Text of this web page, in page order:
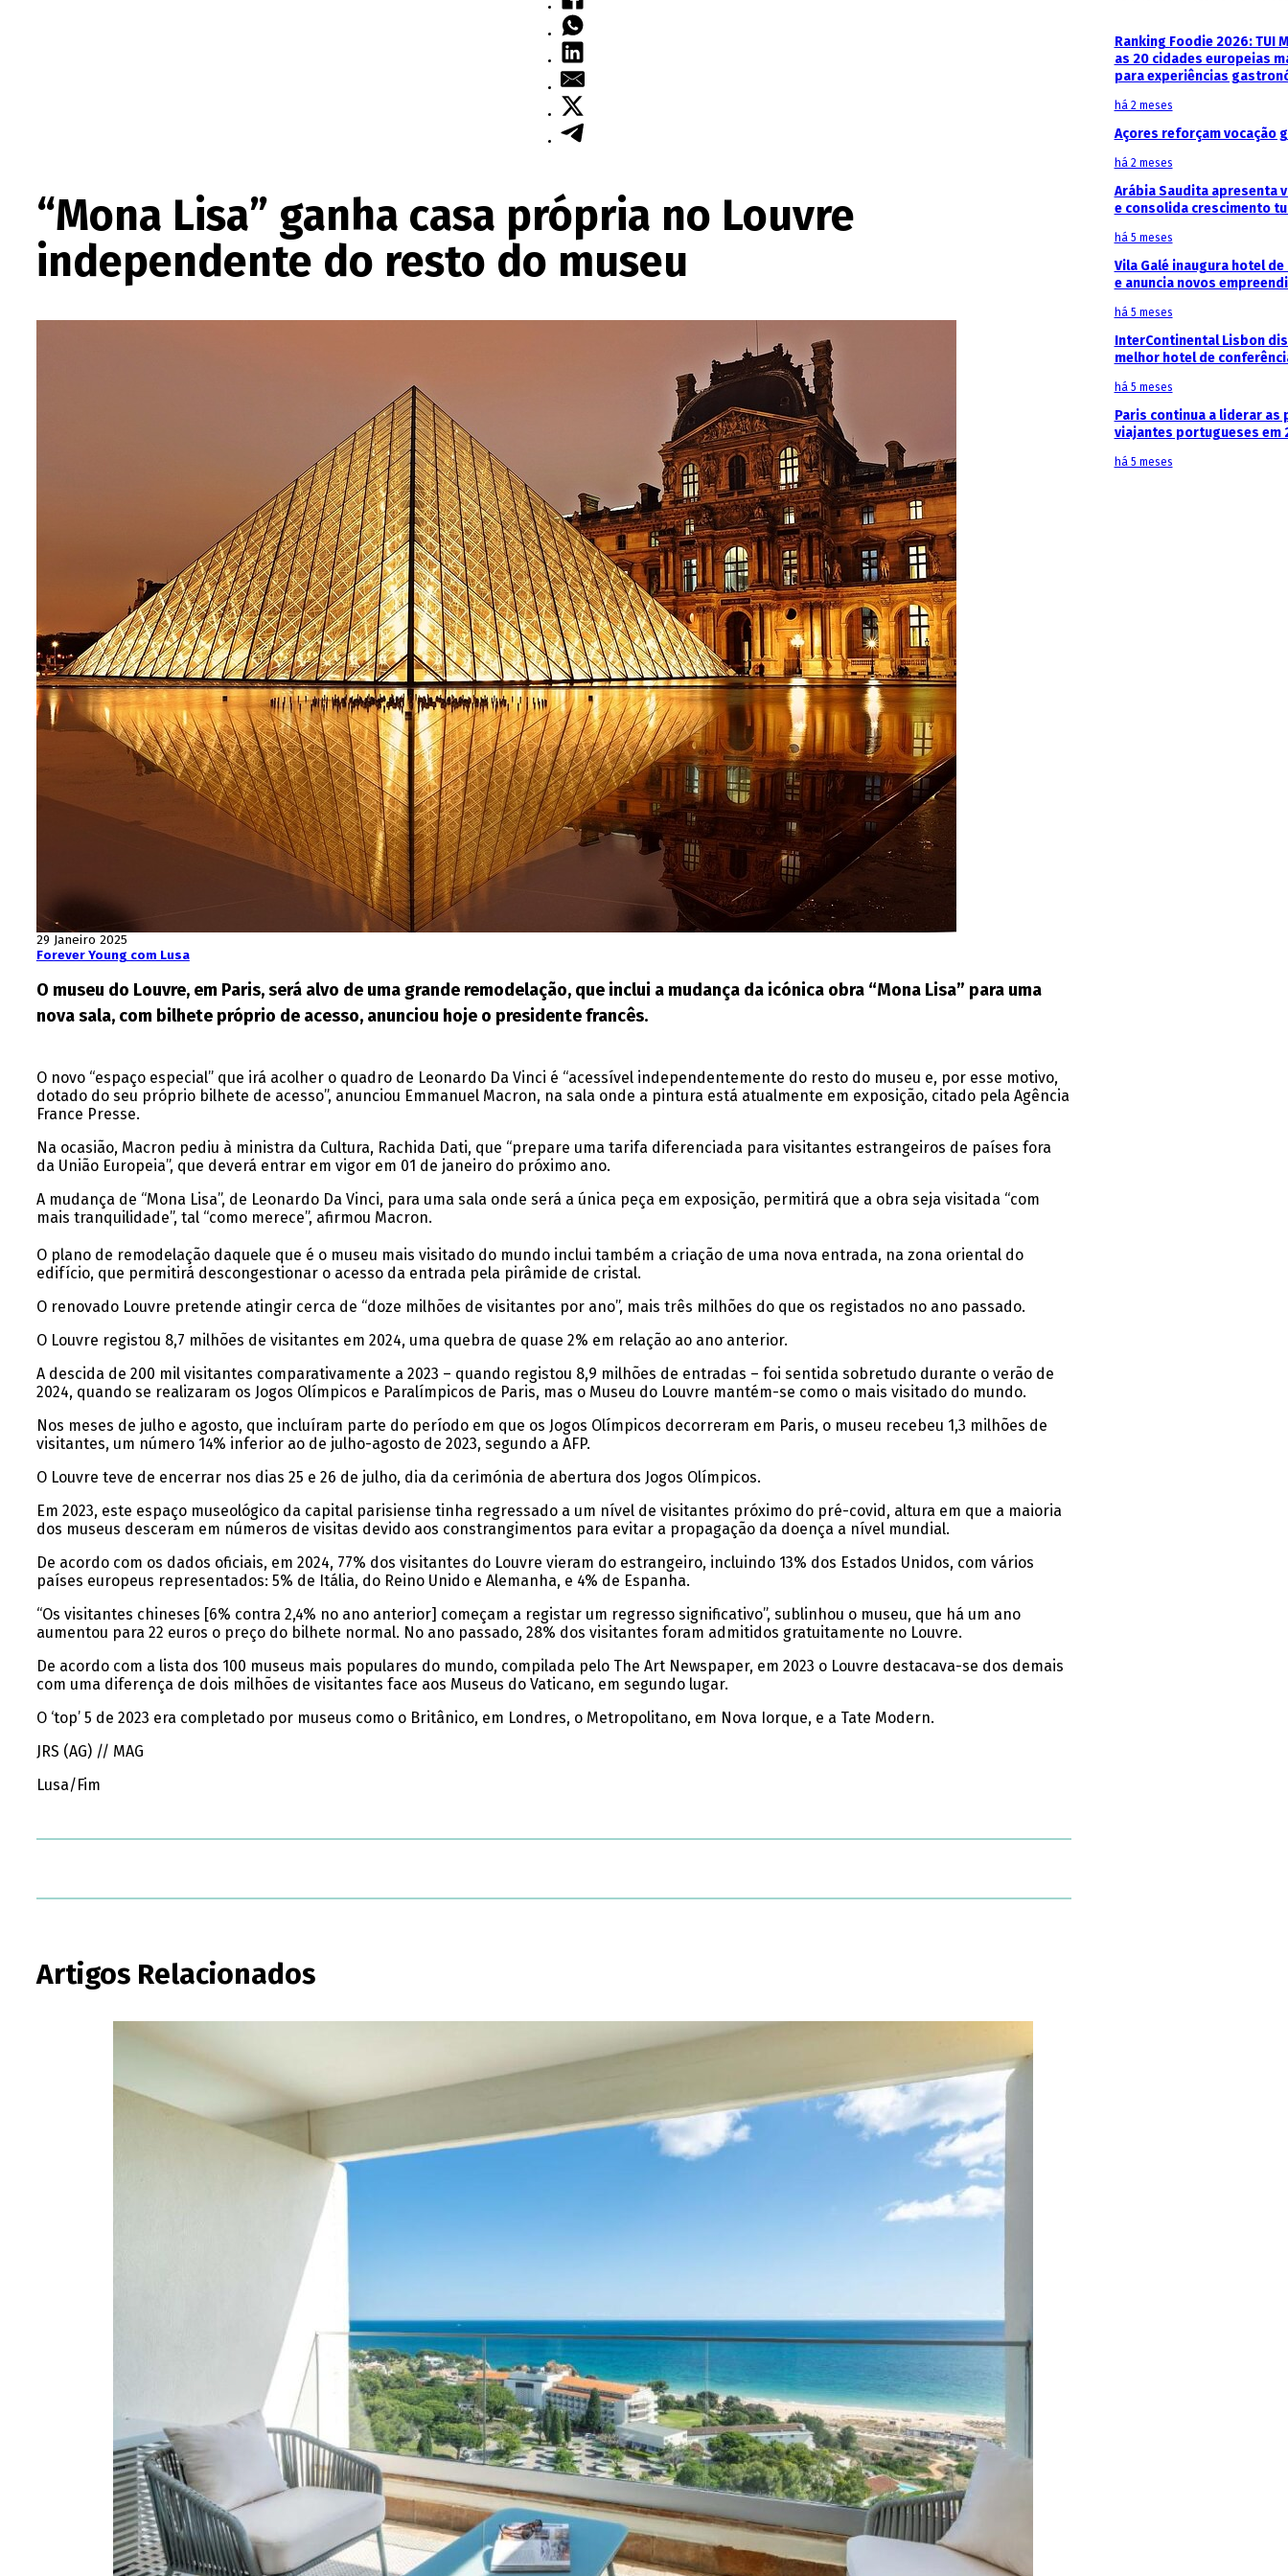
“Mona Lisa” ganha casa própria no Louvre
independente do resto do museu
29 Janeiro 2025
Forever Young com Lusa
O museu do Louvre, em Paris, será alvo de uma grande remodelação, que inclui a mudança da icónica obra “Mona Lisa” para uma
nova sala, com bilhete próprio de acesso, anunciou hoje o presidente francês.
O novo “espaço especial” que irá acolher o quadro de Leonardo Da Vinci é “acessível independentemente do resto do museu e, por esse motivo,
dotado do seu próprio bilhete de acesso”, anunciou Emmanuel Macron, na sala onde a pintura está atualmente em exposição, citado pela Agência
France Presse.
Na ocasião, Macron pediu à ministra da Cultura, Rachida Dati, que “prepare uma tarifa diferenciada para visitantes estrangeiros de países fora
da União Europeia”, que deverá entrar em vigor em 01 de janeiro do próximo ano.
A mudança de “Mona Lisa”, de Leonardo Da Vinci, para uma sala onde será a única peça em exposição, permitirá que a obra seja visitada “com
mais tranquilidade”, tal “como merece”, afirmou Macron.
O plano de remodelação daquele que é o museu mais visitado do mundo inclui também a criação de uma nova entrada, na zona oriental do
edifício, que permitirá descongestionar o acesso da entrada pela pirâmide de cristal.
O renovado Louvre pretende atingir cerca de “doze milhões de visitantes por ano”, mais três milhões do que os registados no ano passado.
O Louvre registou 8,7 milhões de visitantes em 2024, uma quebra de quase 2% em relação ao ano anterior.
A descida de 200 mil visitantes comparativamente a 2023 – quando registou 8,9 milhões de entradas – foi sentida sobretudo durante o verão de
2024, quando se realizaram os Jogos Olímpicos e Paralímpicos de Paris, mas o Museu do Louvre mantém-se como o mais visitado do mundo.
Nos meses de julho e agosto, que incluíram parte do período em que os Jogos Olímpicos decorreram em Paris, o museu recebeu 1,3 milhões de
visitantes, um número 14% inferior ao de julho-agosto de 2023, segundo a AFP.
O Louvre teve de encerrar nos dias 25 e 26 de julho, dia da cerimónia de abertura dos Jogos Olímpicos.
Em 2023, este espaço museológico da capital parisiense tinha regressado a um nível de visitantes próximo do pré-covid, altura em que a maioria
dos museus desceram em números de visitas devido aos constrangimentos para evitar a propagação da doença a nível mundial.
De acordo com os dados oficiais, em 2024, 77% dos visitantes do Louvre vieram do estrangeiro, incluindo 13% dos Estados Unidos, com vários
países europeus representados: 5% de Itália, do Reino Unido e Alemanha, e 4% de Espanha.
“Os visitantes chineses [6% contra 2,4% no ano anterior] começam a registar um regresso significativo”, sublinhou o museu, que há um ano
aumentou para 22 euros o preço do bilhete normal. No ano passado, 28% dos visitantes foram admitidos gratuitamente no Louvre.
De acordo com a lista dos 100 museus mais populares do mundo, compilada pelo The Art Newspaper, em 2023 o Louvre destacava-se dos demais
com uma diferença de dois milhões de visitantes face aos Museus do Vaticano, em segundo lugar.
O ‘top’ 5 de 2023 era completado por museus como o Britânico, em Londres, o Metropolitano, em Nova Iorque, e a Tate Modern.
JRS (AG) // MAG
Lusa/Fim
Artigos Relacionados
Ranking Foodie 2026: TUI
as 20 cidades europeias
para experiências
há 2 meses
Açores reforçam vocação
há 2 meses
Arábia Saudita apresenta
e consolida crescimento
há 5 meses
Vila Galé inaugura hotel de
e anuncia novos
há 5 meses
InterContinental Lisbon
melhor hotel de
há 5 meses
Paris continua a liderar as
viajantes portugueses em
há 5 meses